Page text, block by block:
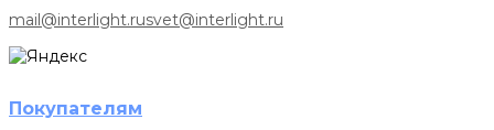
mail@interlight.rusvet@interlight.ru
Покупателям